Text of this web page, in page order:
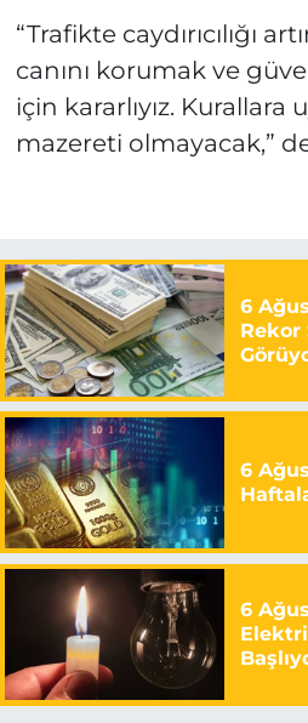
“Trafikte caydırıcılığı
canını korumak ve
için kararlıyız. Kurallara
mazereti olmayacak,”
6
Rekor
6
6